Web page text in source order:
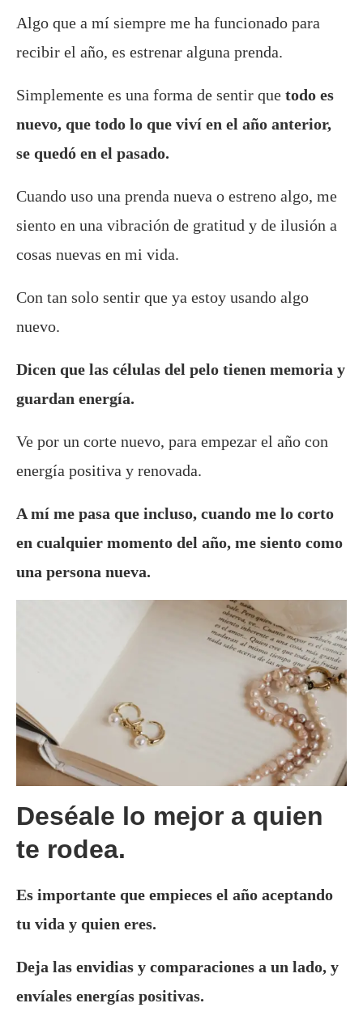
Algo que a mí siempre me ha funcionado para
recibir el año, es estrenar alguna prenda.
Simplemente es una forma de sentir que todo es
nuevo, que todo lo que viví en el año anterior,
se quedó en el pasado.
Cuando uso una prenda nueva o estreno algo, me
siento en una vibración de gratitud y de ilusión a
cosas nuevas en mi vida.
Con tan solo sentir que ya estoy usando algo
nuevo.
Dicen que las células del pelo tienen memoria y
guardan energía.
Ve por un corte nuevo, para empezar el año con
energía positiva y renovada.
A mí me pasa que incluso, cuando me lo corto
en cualquier momento del año, me siento como
una persona nueva.
Deséale lo mejor a quien
te rodea.
Es importante que empieces el año aceptando
tu vida y quien eres.
Deja las envidias y comparaciones a un lado, y
envíales energías positivas.